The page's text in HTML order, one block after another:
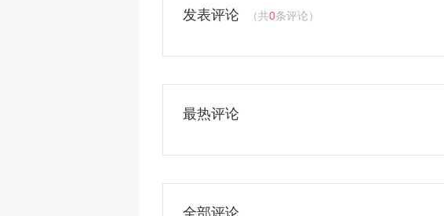
发表评论 （共0条评论）
最热评论
全部评论